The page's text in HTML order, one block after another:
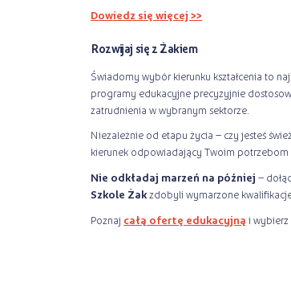
Dowiedz się więcej >>
Rozwijaj się z Żakiem
Świadomy wybór kierunku kształcenia to
programy edukacyjne precyzyjnie
zatrudnienia w wybranym sektorze.
Niezależnie od etapu życia – czy jesteś
kierunek odpowiadający Twoim potrzebom
Nie odkładaj marzeń na później –
Szkole Żakzdobyli wymarzone
Poznaj całą ofertę edukacyjną i wybierz